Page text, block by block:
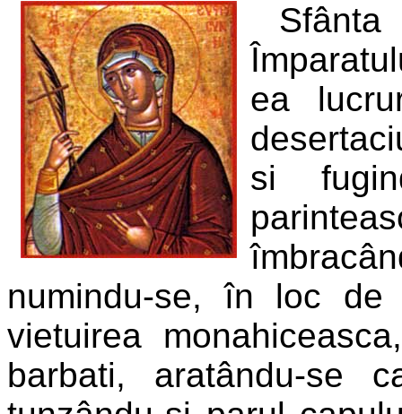
ea
si
numindu-se, în loc
vietuirea
barbati, aratându-se